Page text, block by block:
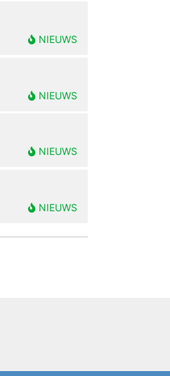
NIEUWS
NIEUWS
NIEUWS
NIEUWS